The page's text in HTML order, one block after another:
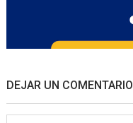
DEJAR UN COMENTARIO